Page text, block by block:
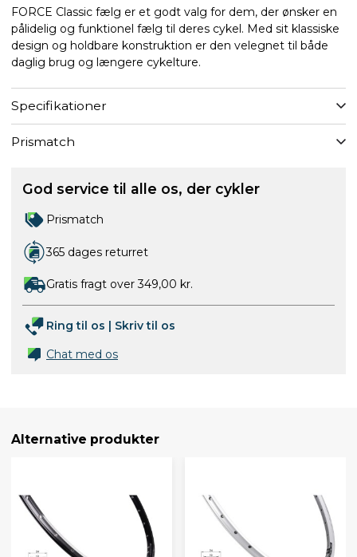
FORCE Classic fælg er et godt valg for dem, der ønsker en
pålidelig og funktionel fælg til deres cykel. Med sit klassiske
design og holdbare konstruktion er den velegnet til både
daglig brug og længere cykelture.
Specifikationer
Prismatch
God service til alle os, der cykler
Prismatch
365 dages returret
Gratis fragt over 349,00 kr.
Ring til os | Skriv til os
Chat med os
Alternative produkter